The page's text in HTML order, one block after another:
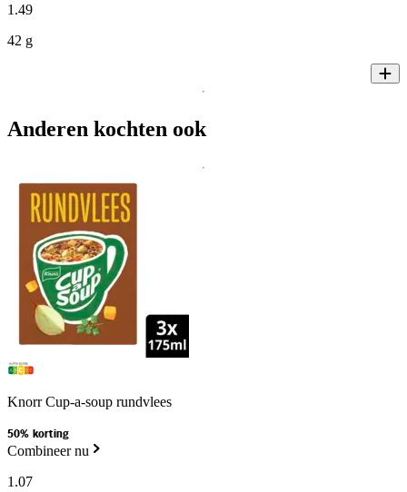
1 .49
42 g
Anderen kochten ook
Knorr Cup-a-soup rundvlees
50% korting
Combineer nu
1 .07